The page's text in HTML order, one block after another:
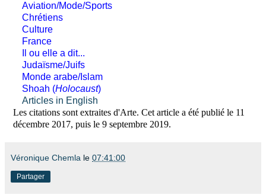
Aviation/Mode/Sports
Chrétiens
Culture
France
Il ou elle a dit...
Judaïsme/Juifs
Monde arabe/Islam
Shoah (Holocaust)
Articles in English
Les citations sont extraites d'Arte. Cet article a été publié le 11
décembre 2017, puis le 9 septembre 2019.
Véronique Chemla le 07:41:00
Partager